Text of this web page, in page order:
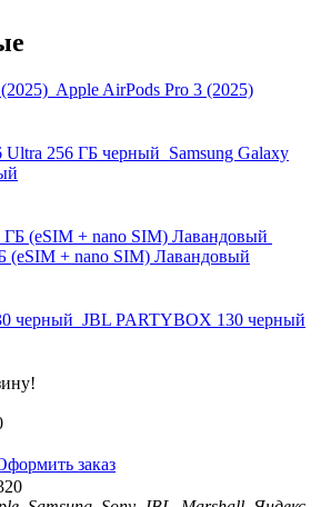
Apple AirPods Pro 3 (2025)
Samsung Galaxy
(eSIM + nano SIM) Лавандовый
JBL PARTYBOX 130 черный
заказ